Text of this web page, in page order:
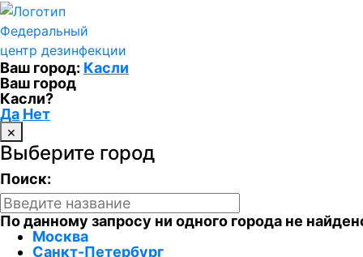
Федеральный
центр дезинфекции
Ваш город: Касли
Ваш город
Касли?
Да Нет
×
Выберите город
Поиск:
По данному запросу ни одного города не
Москва
Санкт-Петербург